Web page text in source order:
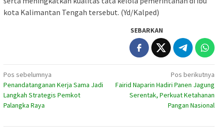
kota Kalimantan Tengah tersebut. (Yd/Kalped)
SEBARKAN
Navigasi
pos
Pos sebelumnya
Penandatanganan Kerja Sama Jadi
Langkah Strategis Pemkot
Palangka Raya
Pos berikutnya
Fairid Naparin Hadiri Panen Jagung
Serentak, Perkuat Ketahanan
Pangan Nasional